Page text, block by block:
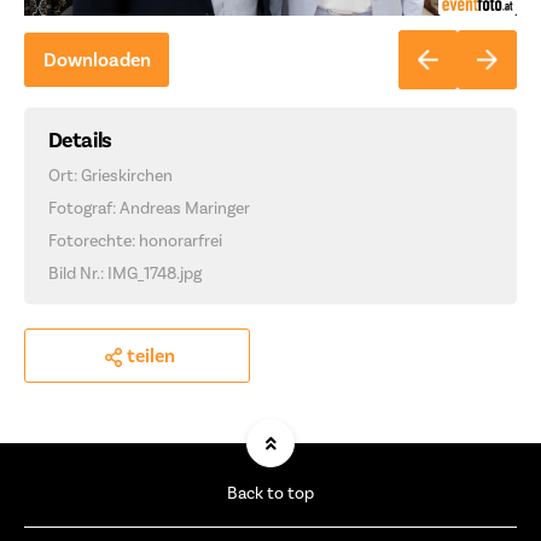
Downloaden
Details
Ort: Grieskirchen
Fotograf: Andreas Maringer
Fotorechte: honorarfrei
Bild Nr.: IMG_1748.jpg
teilen
Back to top